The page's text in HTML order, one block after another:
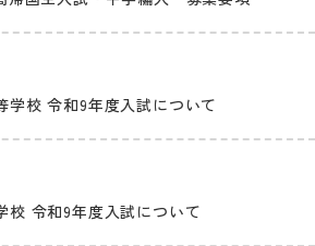
学校 令和9年度入試について
校 令和9年度入試について